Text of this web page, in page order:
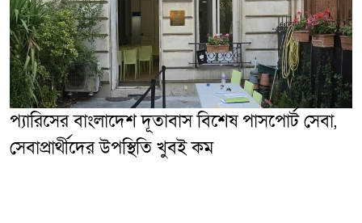
প্যারিসের বাংলাদেশ দূতাবাস বিশেষ পাসপোর্ট সেবা,
সেবাপ্রার্থীদের উপস্থিতি খুবই কম